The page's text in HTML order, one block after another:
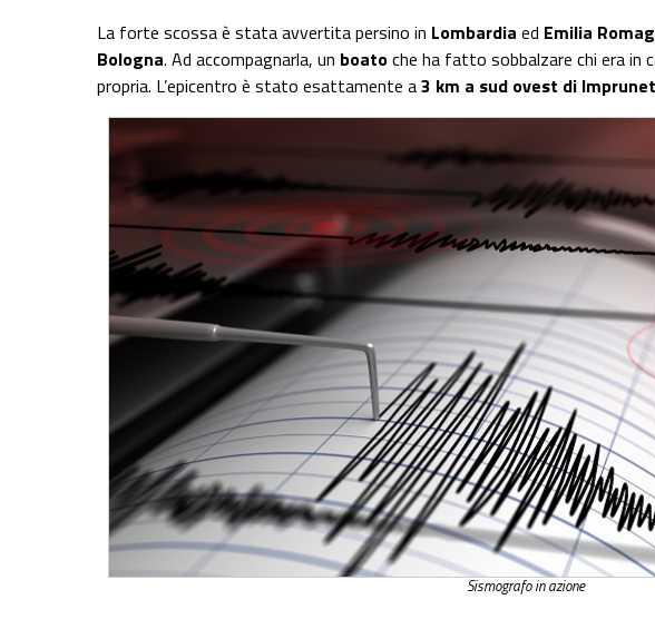
La forte scossa è stata avvertita persino in Lombardia ed Emilia
Bologna. Ad accompagnarla, un boatoche ha fatto sobbalzare chi era in
propria. L’epicentro è stato esattamente a3 km a sud ovest di
Sismografo in azione